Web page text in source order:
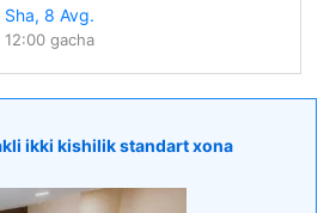
12:00 gacha
ikki kishilik standart xona